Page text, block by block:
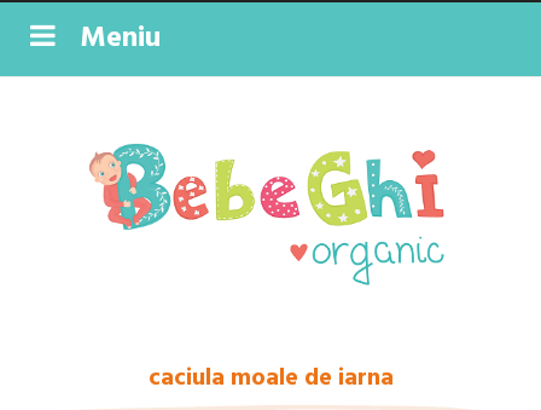
Meniu
caciula moale de iarna